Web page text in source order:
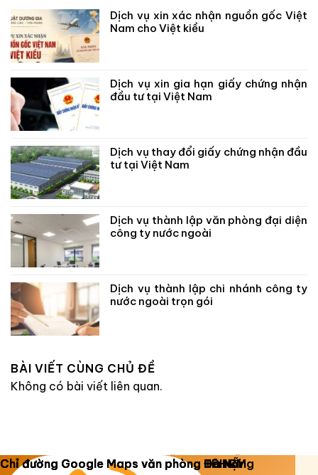
Dịch vụ xin xác nhận nguồn gốc Việt
Nam cho Việt kiều
Dịch vụ xin gia hạn giấy chứng nhận
đầu tư tại Việt Nam
Dịch vụ thay đổi giấy chứng nhận đầu
tư tại Việt Nam
Dịch vụ thành lập văn phòng đại diện
công ty nước ngoài
Dịch vụ thành lập chi nhánh công ty
nước ngoài trọn gói
BÀI VIẾT CÙNG CHỦ ĐỀ
Không có bài viết liên quan.
Copyright 2026 © Luật Dương Gia